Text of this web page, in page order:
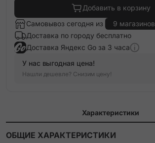
Добавить в корзину
Самовывоз сегодня из
9 магазинов
Доставка по городу бесплатно
Доставка Яндекс Go за 3 часа
У нас выгодная цена!
Нашли дешевле? Снизим цену!
Характеристики
ОБЩИЕ ХАРАКТЕРИСТИКИ